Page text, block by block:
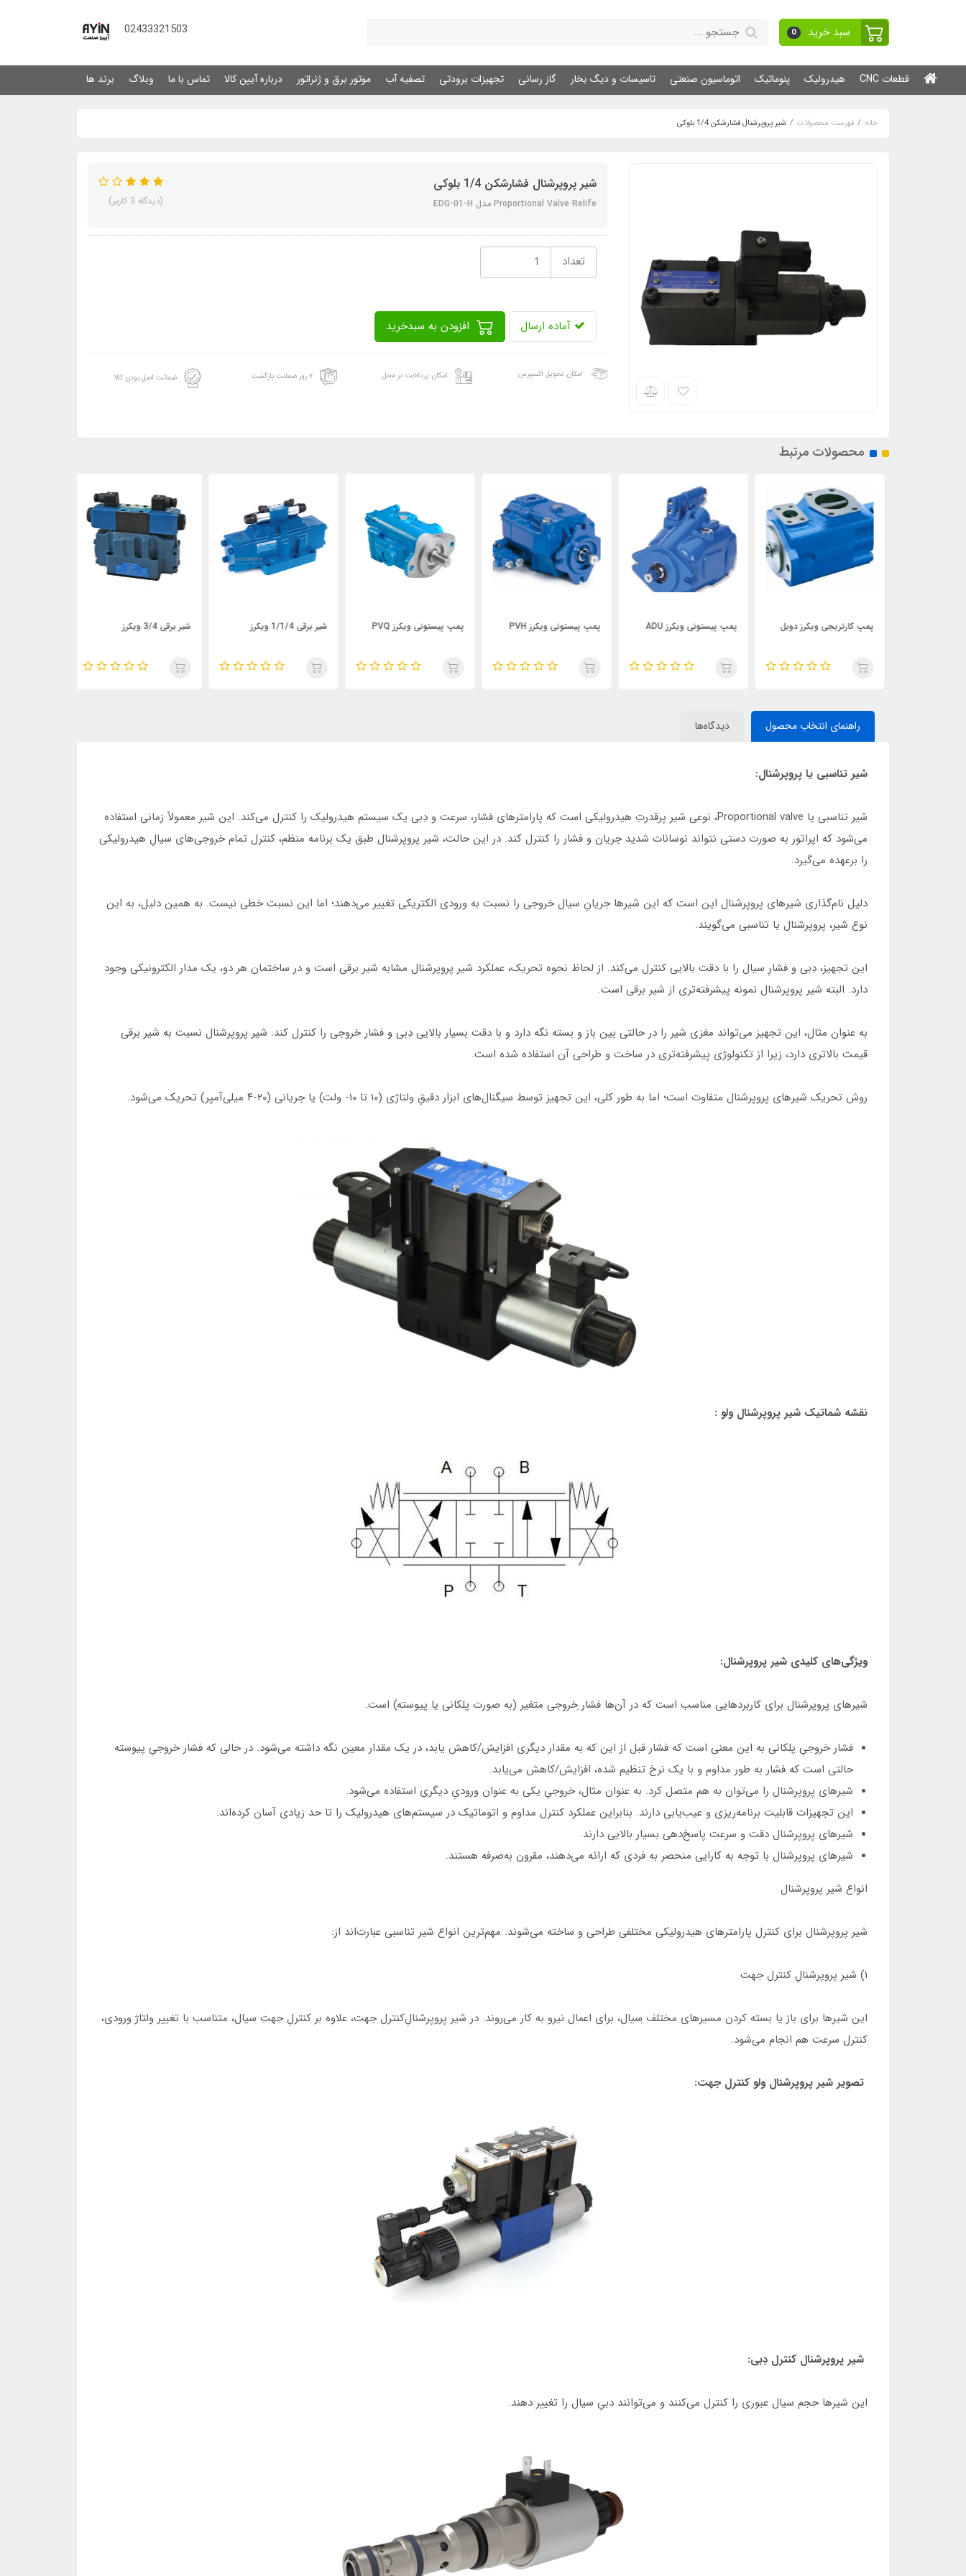
سبد خرید 0
02433321503
قطعات CNC هیدرولیک پنوماتیک اتوماسیون صنعتی تاسیسات و دیگ بخار گاز رسانی تجهیزات برودتی تصفیه آب موتور برق و ژنراتور درباره آیین کالا تماس با ما وبلاگ برند ها
خانه فهرست محصولات شیر پروپرشنال فشارشکن 1/4 بلوکی
شیر پروپرشنال فشارشکن 1/4 بلوکی
Proportional Valve Relife مدل EDG-01-H (دیدگاه 3 کاربر)
تعداد
آماده ارسال
امکان تحویل اکسپرس امکان پرداخت در محل ۷ روز ضمانت بازگشت ضمانت اصل بودن کالا
محصولات مرتبط
پمپ کارتریجی ویکرز دوبل پمپ پیستونی ویکرز ADU پمپ پیستونی ویکرز PVH پمپ پیستونی ویکرز PVQ شیر برقی 1/1/4 ویکرز شیر برقی 3/4 ویکرز
راهنمای انتخاب محصول دیدگاه‌ها
شیر تناسبی یا پروپرشنال:
شیر تناسبی یا Proportional valve، نوعی شیر پرقدرتِ هیدرولیکی است که پارامترهای فشار، سرعت و دِبی یک سیستم هیدرولیک را کنترل می‌کند. این شیر معمولاً زمانی استفاده
می‌شود که اپراتور به صورت دستی نتواند نوسانات شدید جریان و فشار را کنترل کند. در این حالت، شیر پروپرشنال طبق یک برنامه منظم، کنترل تمام خروجی‌های سیالِ هیدرولیکی
را برعهده می‌گیرد.
دلیل نام‌گذاری شیر‌های پروپرشنال این است که این شیرها جریانِ سیال خروجی را نسبت به ورودی الکتریکی تغییر می‌دهند؛ اما این نسبت خطی نیست. به همین دلیل، به این
نوع شیر، پروپرشنال یا تناسبی می‌گویند.
این تجهیز، دِبی و فشارِ سیال را با دقت بالایی کنترل می‌کند. از لحاظ نحوه تحریک، عملکرد شیر پروپرشنال مشابه شیر برقی است و در ساختمان هر دو، یک مدار الکترونیکی وجود
دارد. البته شیر پروپرشنال نمونه پیشرفته‌تری از شیر برقی است.
به عنوان مثال، این تجهیز می‌تواند مغزی شیر را در حالتی بین باز و بسته نگه دارد و با دقت بسیار بالایی دِبی و فشار خروجی را کنترل کند. شیر پروپرشنال نسبت به شیر برقی
قیمت بالاتری دارد، زیرا از تکنولوژی پیشرفته‌تری در ساخت و طراحی آن استفاده شده است.
روش تحریک شیر‌های پروپرشنال متفاوت است؛ اما به طور کلی، این تجهیز توسط سیگنال‌های ابزار دقیقِ ولتاژی (۱۰ تا ۱۰- ولت) یا جریانی (۲۰-۴ میلی‌‌آمپر) تحریک می‌شود.
نقشه شماتیک شیر پروپرشنال ولو :
ویژگی‌های کلیدی شیر پروپرشنال:
شیرهای پروپرشنال برای کاربردهایی مناسب است که در آن‌ها فشار ِخروجی متغیر (به صورت پلکانی یا پیوسته) است.
فشار خروجیِ پلکانی به این معنی است که فشار قبل از این که به مقدار دیگری افزایش/کاهش یابد، در یک مقدار معین نگه داشته می‌شود. در حالی که فشار خروجیِ پیوسته
حالتی است که فشار به طور مداوم و با یک نرخ تنظیم شده، افزایش/کاهش می‌یابد.
شیرهای پروپرشنال را می‌توان به هم متصل کرد. به عنوان مثال، خروجیِ یکی به عنوان ورودیِ دیگری استفاده می‌شود.
این تجهیزات قابلیت برنامه‌ریزی و عیب‌یابی دارند. بنابراین عملکرد کنترل مداوم و اتوماتیک در سیستم‌های هیدرولیک را تا حد زیادی آسان کرده‌اند.
شیرهای پروپرشنال دقت و سرعت پاسخ‌دهی بسیار بالایی دارند.
شیر‌های پروپرشنال با توجه به کارایی منحصر به فردی که ارائه می‌دهند، مقرون به‌صرفه هستند.
انواع شیر پروپرشنال
شیر پروپرشنال برای کنترل پارامتر‌های هیدرولیکی مختلفی طراحی و ساخته می‌شوند. مهم‌ترین انواع شیر تناسبی عبارت‌اند از:
۱) شیر پروپرشنالِ کنترل جهت
این شیرها برای باز یا بسته کردن مسیرهای مختلف ِسیال، برای اعمال نیرو به کار می‌روند. در شیر پروپرشنالِ‌کنترل جهت، علاوه بر کنترلِ جهتِ سیال، متناسب با تغییر ولتاژ ورودی،
کنترل سرعت هم انجام می‌شود.
تصویر شیر پروپرشنال ولو کنترل جهت:
شیر پروپرشنال کنترل دِبی:
این شیرها حجم سیال عبوری را کنترل می‌کنند و می‌توانند دبیِ سیال را تغییر دهند.